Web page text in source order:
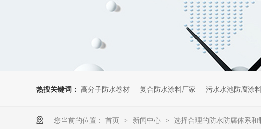
热搜关键词： 高分子防水卷材 复合防水涂料厂家 污水水池防腐涂
您当前的位置： 首页 > 新闻中心 > 选择合理的防水防腐体系